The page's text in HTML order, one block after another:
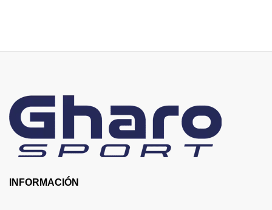
INFORMACIÓN